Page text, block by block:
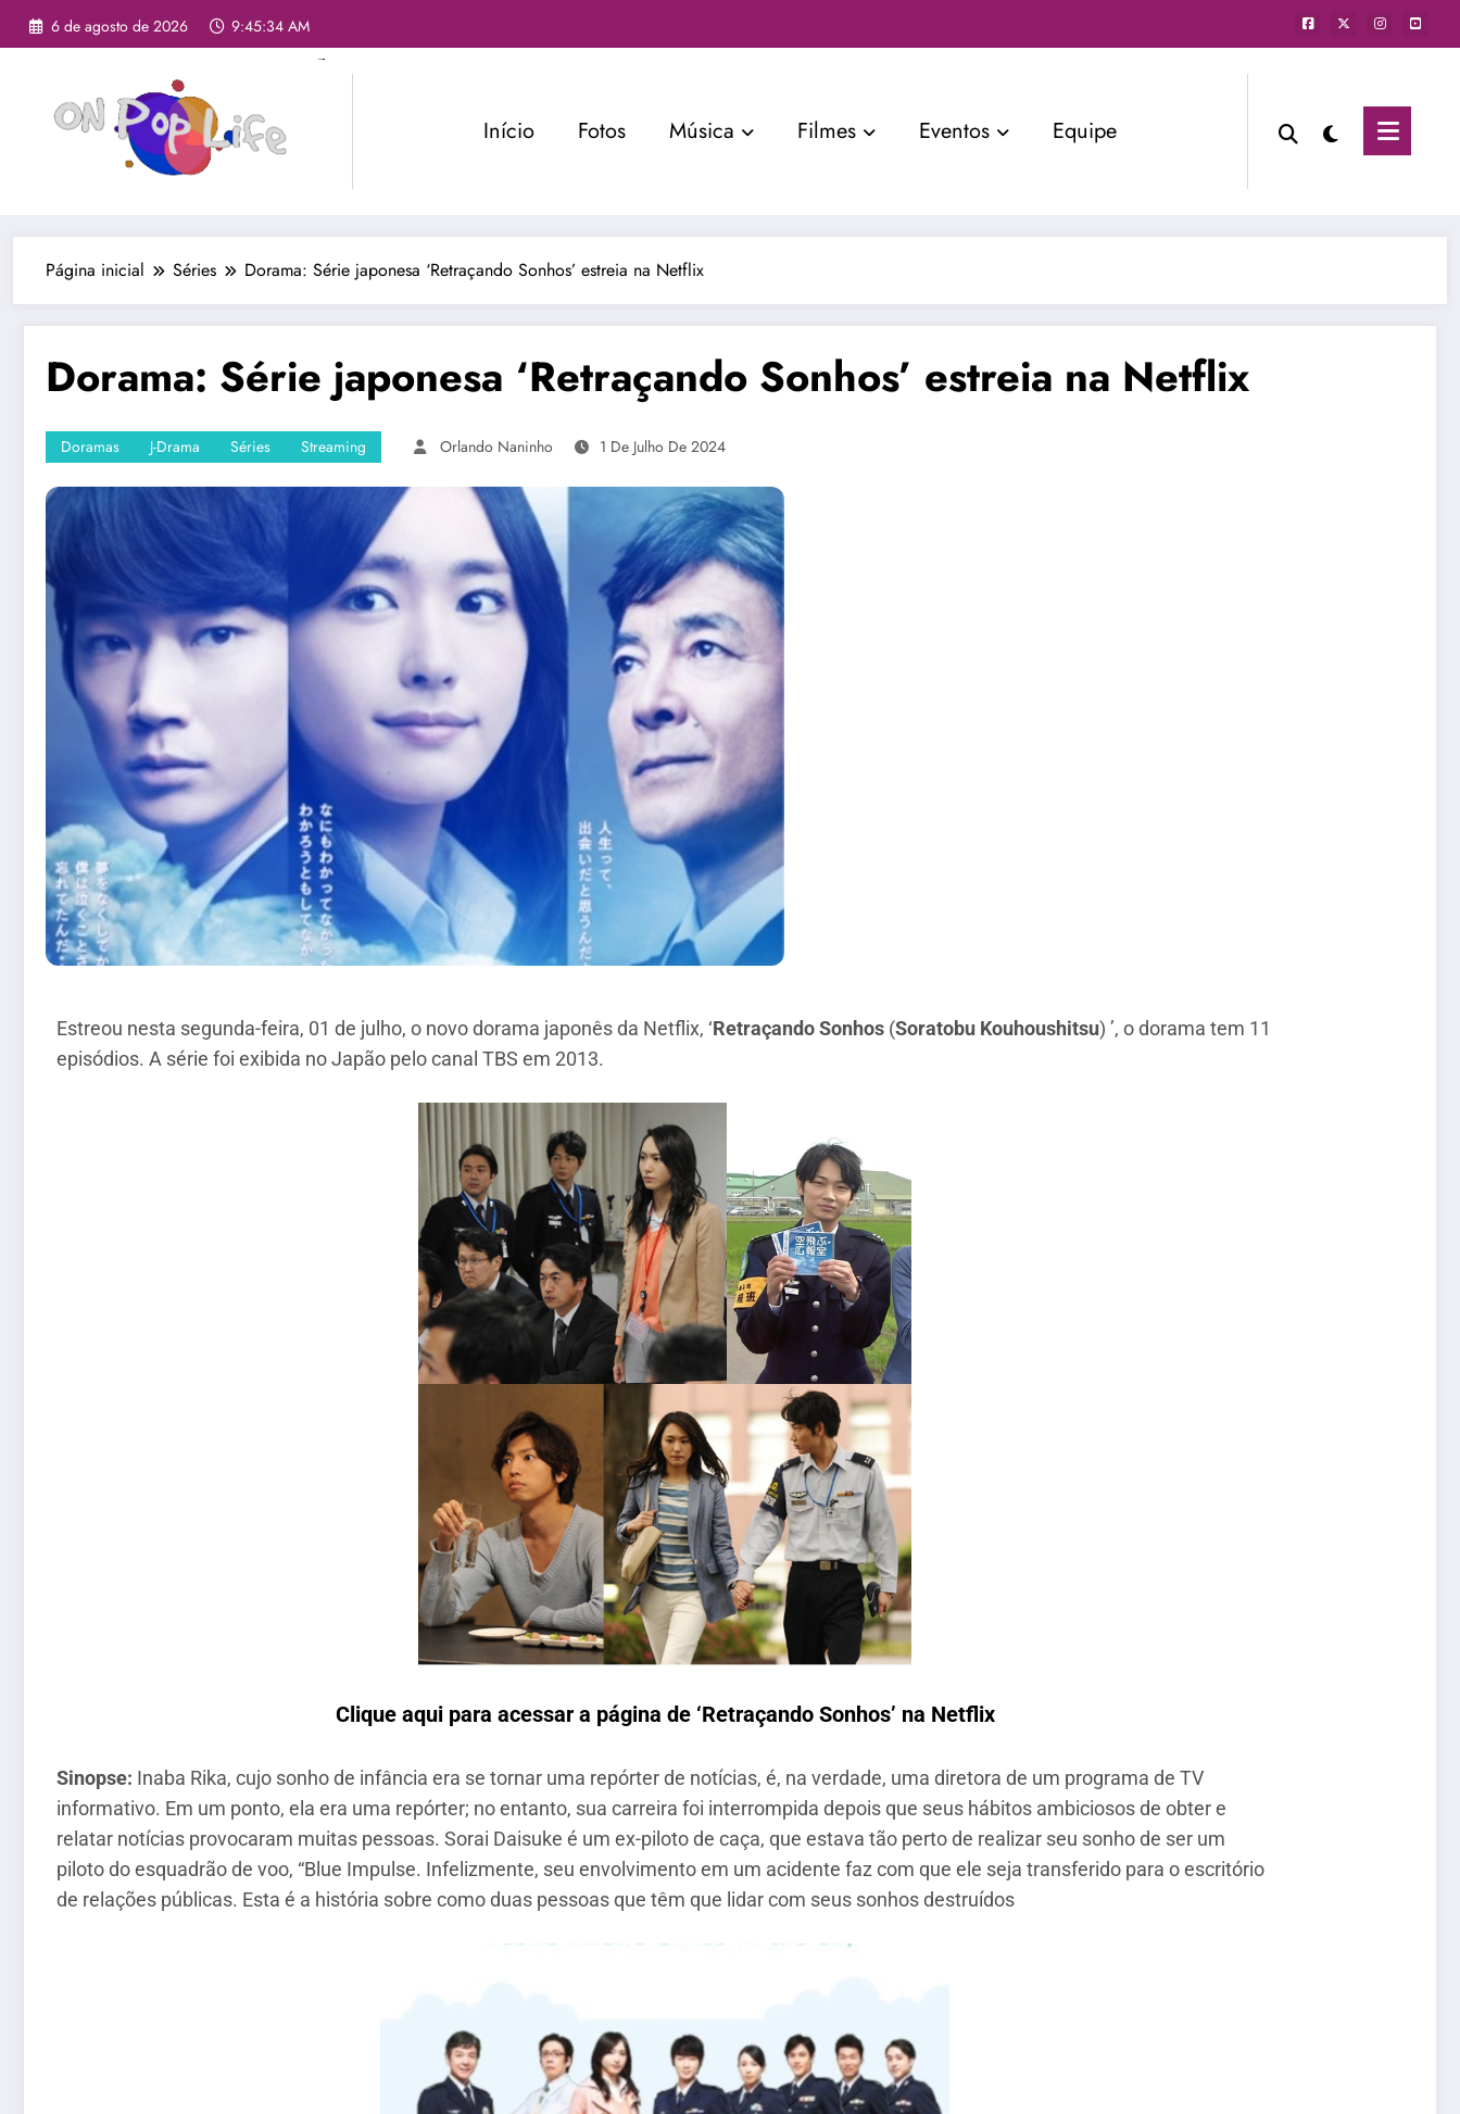
6 de agosto de 2026 9:45:35 AM
Início Fotos Música Filmes Eventos Equipe
Página inicial Séries Dorama: Série japonesa ‘Retraçando Sonhos’ estreia na Netflix
Dorama: Série japonesa ‘Retraçando Sonhos’ estreia na Netflix
Doramas J-Drama Séries Streaming Orlando Naninho 1 De Julho De 2024
Estreou nesta segunda-feira, 01 de julho, o novo dorama japonês da Netflix, ‘Retraçando Sonhos (Soratobu Kouhoushitsu) ’, o dorama tem 11
episódios. A série foi exibida no Japão pelo canal TBS em 2013.
Clique aqui para acessar a página de ‘Retraçando Sonhos’ na Netflix
Sinopse: Inaba Rika, cujo sonho de infância era se tornar uma repórter de notícias, é, na verdade, uma diretora de um programa de TV
informativo. Em um ponto, ela era uma repórter; no entanto, sua carreira foi interrompida depois que seus hábitos ambiciosos de obter e
relatar notícias provocaram muitas pessoas. Sorai Daisuke é um ex-piloto de caça, que estava tão perto de realizar seu sonho de ser um
piloto do esquadrão de voo, “Blue Impulse. Infelizmente, seu envolvimento em um acidente faz com que ele seja transferido para o escritório
de relações públicas. Esta é a história sobre como duas pessoas que têm que lidar com seus sonhos destruídos